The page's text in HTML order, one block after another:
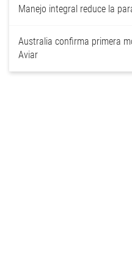
Manejo integral reduce la
Australia confirma primera
Aviar